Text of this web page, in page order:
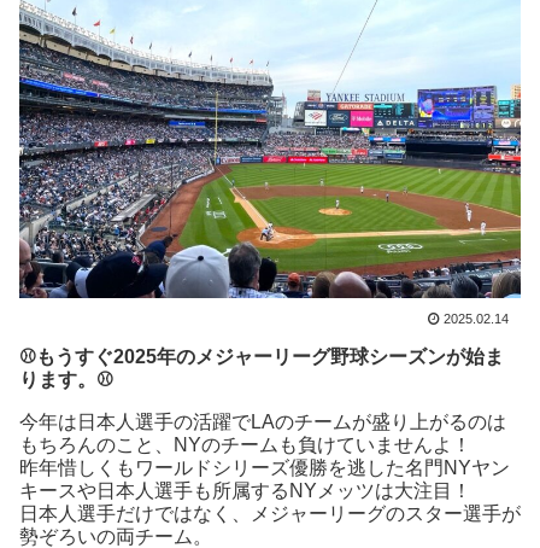
2025.02.14
⚾もうすぐ2025年のメジャーリーグ野球シーズンが始ま
ります。⚾
今年は日本人選手の活躍でLAのチームが盛り上がるのは
もちろんのこと、NYのチームも負けていませんよ！
昨年惜しくもワールドシリーズ優勝を逃した名門NYヤン
キースや日本人選手も所属するNYメッツは大注目！
日本人選手だけではなく、メジャーリーグのスター選手が
勢ぞろいの両チーム。